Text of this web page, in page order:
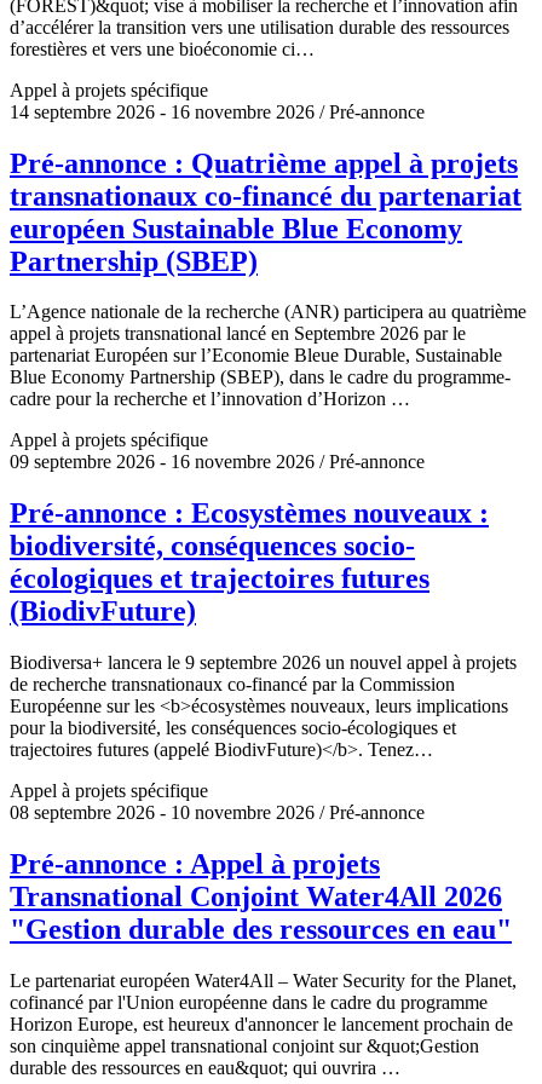
(FOREST)&quot; vise à mobiliser la recherche et l’innovation afin
d’accélérer la transition vers une utilisation durable des ressources
forestières et vers une bioéconomie ci…
Appel à projets spécifique
14 septembre 2026 - 16 novembre 2026 / Pré-annonce
Pré-annonce : Quatrième appel à projets
transnationaux co-financé du partenariat
européen Sustainable Blue Economy
Partnership (SBEP)
L’Agence nationale de la recherche (ANR) participera au quatrième
appel à projets transnational lancé en Septembre 2026 par le
partenariat Européen sur l’Economie Bleue Durable, Sustainable
Blue Economy Partnership (SBEP), dans le cadre du programme-
cadre pour la recherche et l’innovation d’Horizon …
Appel à projets spécifique
09 septembre 2026 - 16 novembre 2026 / Pré-annonce
Pré-annonce : Ecosystèmes nouveaux :
biodiversité, conséquences socio-
écologiques et trajectoires futures
(BiodivFuture)
Biodiversa+ lancera le 9 septembre 2026 un nouvel appel à projets
de recherche transnationaux co-financé par la Commission
Européenne sur les <b>écosystèmes nouveaux, leurs implications
pour la biodiversité, les conséquences socio-écologiques et
trajectoires futures (appelé BiodivFuture)</b>. Tenez…
Appel à projets spécifique
08 septembre 2026 - 10 novembre 2026 / Pré-annonce
Pré-annonce : Appel à projets
Transnational Conjoint Water4All 2026
"Gestion durable des ressources en eau"
Le partenariat européen Water4All – Water Security for the Planet,
cofinancé par l'Union européenne dans le cadre du programme
Horizon Europe, est heureux d'annoncer le lancement prochain de
son cinquième appel transnational conjoint sur &quot;Gestion
durable des ressources en eau&quot; qui ouvrira …